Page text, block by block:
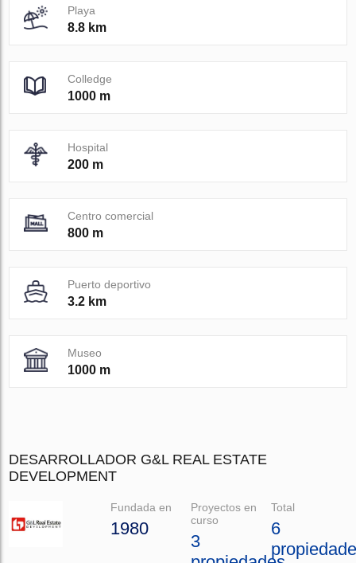
Playa
8.8 km
Colledge
1000 m
Hospital
200 m
Centro comercial
800 m
Puerto deportivo
3.2 km
Museo
1000 m
DESARROLLADOR G&L REAL ESTATE
DEVELOPMENT
Fundada en
1980
Proyectos en
curso
3
Total
6